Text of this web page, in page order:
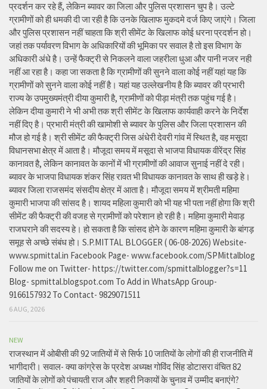
प्रदर्शन कर रहे हैं, लेकिन ब्यावर का जिला और पुलिस प्रशासन चुप है। उल्टे
ग्रामीणों को ही धमकी दी जा रही है कि उनके खिलाफ मुकदमे दर्ज किए जाएंगे। जिला
और पुलिस प्रशासन नहीं चाहता कि श्री सीमेंट के खिलाफ कोई धरना प्रदर्शन हो।
जहां तक पर्यावरण विभाग के अधिकारियों की भूमिका पर सवाल है तो इस विभाग के
अधिकारी अंधे है। उन्हें फैक्ट्री से निकलने वाला जहरीला धुआ और पानी नजर नही
नहीं आ रहा है। कहा जा सकता है कि ग्रामीणों की सुनने वाला कोई नहीं यहां यह कि
ग्रामीणों को सुनने वाला कोई नहीं है। यहां यह उल्लेखनीय है कि ब्यावर की प्रभारी
राज्य के उपमुख्यमंत्री दीया कुमारी है, ग्रामीणों को पीड़ा मंत्री तक पहुंच गई है।
लेकिन दीया कुमारी ने भी अभी तक श्री सीमेंट के खिलाफ कार्यवाही करने के निर्देश
नहीं दिए है। प्रभारी मंत्री की खामोशी से ब्यावर के पुलिस और जिला प्रशासन की
मौज हो गई है। श्री सीमेंट की फैक्ट्री जिस अंधेरी देवरी गांव में स्थित है, वह मसूदा
विधानसभा क्षेत्र में आता है। मौजूदा समय में मसूदा से भाजपा विधायक वीरेंद्र सिंह
कानावत है, लेकिन कानावत के कानों में भी ग्रामीणों की आवाज सुनाई नहीं दे रही।
ब्यावर के भाजपा विधायक शंकर सिंह रावत भी विधायक कानावत के साथ ही खड़े हे।
ब्यावर जिला राजसमंद संसदीय क्षेत्र में आता है। मौजूदा समय में श्रीमती महिमा
कुमारी भाजपा की सांसद है। शायद महिला कुमारी को भी यह भी पता नहीं होगा कि श्री
सीमेंट की फैक्ट्री की वजह से ग्रामीणों को परेशान हो रही है। महिमा कुमारी मेवाड़
राजघराने की सदस्य हे। हो सकता है कि सांसद होने के कारण महिमा कुमारी के बांगड़
समूह से अच्छे संबंध हो। S.P.MITTAL BLOGGER ( 06-08-2026) Website-
www.spmittal.in Facebook Page- www.facebook.com/SPMittalblog
Follow me on Twitter- https://twitter.com/spmittalblogger?s=11
Blog- spmittal.blogspot.com To Add in WhatsApp Group-
9166157932 To Contact- 9829071511
6 AUG, 2026
NEW
राजस्थान में ओबीसी की 92 जातियों में से सिर्फ 10 जातियों के लोगों की ही राजनीति में
भागीदारी। सवाल- क्या कांग्रेस के प्रदेश अध्यक्ष गोविंद सिंह डोटासरा वंचित 82
जातियों के लोगों को पंचायती राज और शहरी निकायों के चुनाव में उम्मीद बनाएंगे?